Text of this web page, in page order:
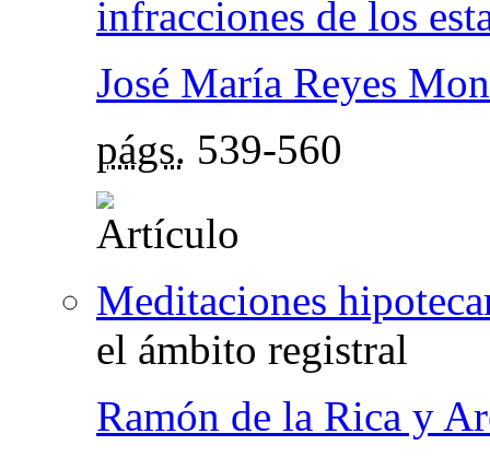
infracciones de los
José María Reyes
págs. 539-560
Meditaciones
el ámbito registral
Ramón de la Rica y